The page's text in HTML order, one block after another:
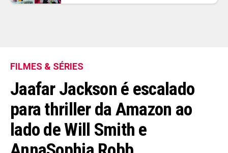
FILMES & SÉRIES
Jaafar Jackson é escalado
para thriller da Amazon ao
lado de Will Smith e